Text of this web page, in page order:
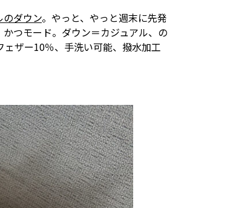
のダウン。やっと、やっと週末に先発
つモード。ダウン＝カジュアル、の
ザー10％、手洗い可能、撥水加工